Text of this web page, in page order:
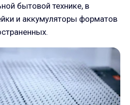
бытовой технике, в
и аккумуляторы форматов